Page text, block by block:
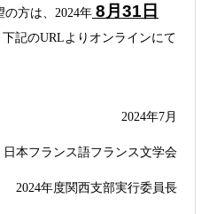
方は、 2024年 8月 31 日
下記のURL よりオンラインにて
2024年7 月
日本フランス語フランス文学会
2024年度関西支部実行委員長